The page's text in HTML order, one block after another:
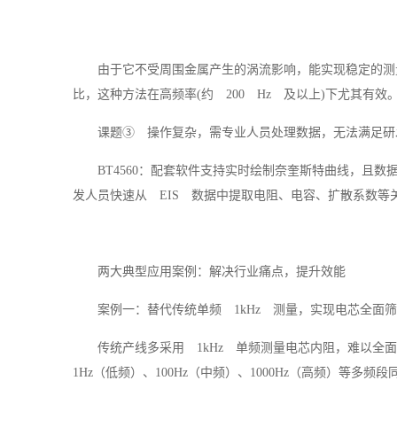
由于它不受周围金属产生的涡流影响，能实现稳定的
比，这种方法在高频率(约 200 Hz 及以上)下尤其有效
课题③ 操作复杂，需专业人员处理数据，无法满足研
BT4560：配套软件支持实时绘制奈奎斯特曲线，且数
发人员快速从 EIS 数据中提取电阻、电容、扩散系数等
两大典型应用案例：解决行业痛点，提升效能
案例一：替代传统单频 1kHz 测量，实现电芯全面
传统产线多采用 1kHz 单频测量电芯内阻，难以全
1Hz（低频）、100Hz（中频）、1000Hz（高频）等多频段